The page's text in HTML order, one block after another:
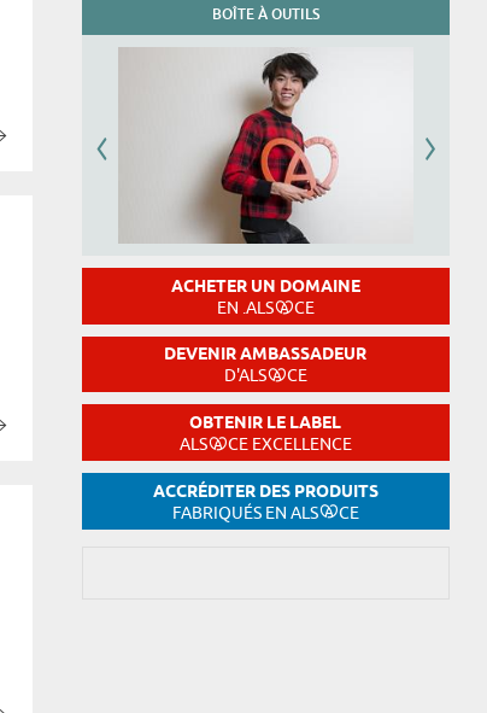
BOÎTE À OUTILS
ACHETER UN DOMAINE
EN .ALS CE
DEVENIR AMBASSADEUR
D'ALS CE
OBTENIR LE LABEL
ALS CE EXCELLENCE
ACCRÉDITER DES PRODUITS
FABRIQUÉS EN ALS CE